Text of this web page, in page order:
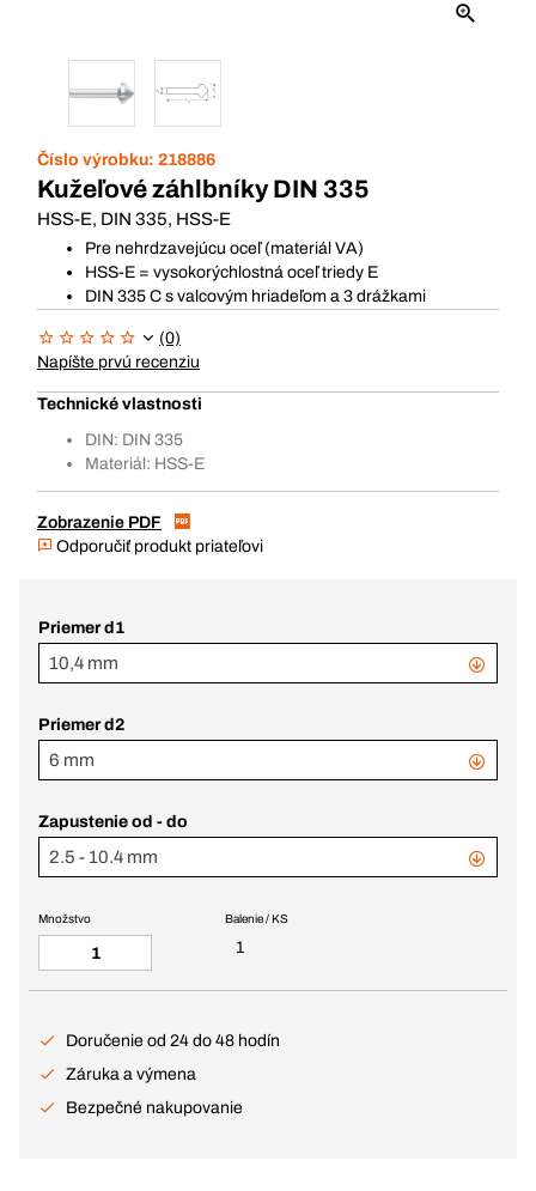
Číslo výrobku: 218886
Kužeľové záhlbníky DIN 335
HSS-E, DIN 335, HSS-E
Pre nehrdzavejúcu oceľ (materiál VA)
HSS-E = vysokorýchlostná oceľ triedy E
DIN 335 C s valcovým hriadeľom a 3 drážkami
(0)
Napíšte prvú recenziu
Technické vlastnosti
DIN: DIN 335
Materiál: HSS-E
Zobrazenie PDF
Odporučiť produkt priateľovi
Priemer d1
10,4 mm
Priemer d2
6 mm
Zapustenie od - do
2.5 - 10.4 mm
Balenie / KS
1
Množstvo
Doručenie od 24 do 48 hodín
Záruka a výmena
Bezpečné nakupovanie